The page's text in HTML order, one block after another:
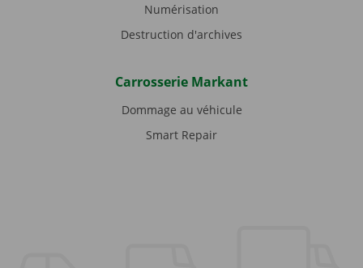
Numérisation
Destruction d'archives
Carrosserie Markant
Dommage au véhicule
Smart Repair